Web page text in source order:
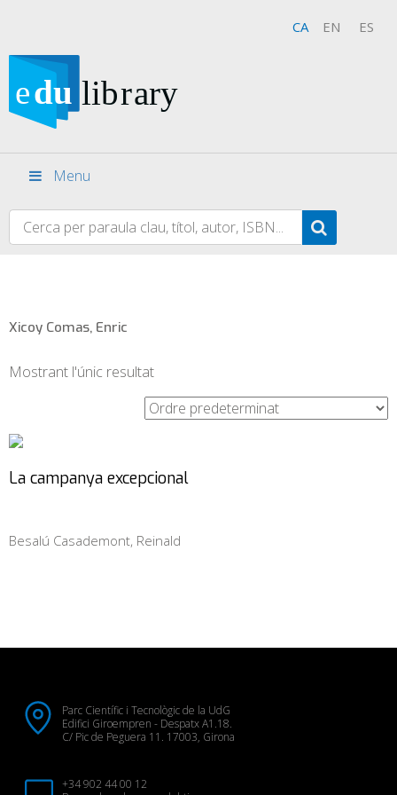
CA EN ES
Menu
Xicoy Comas, Enric
Mostrant l'únic resultat
La campanya excepcional
Besalú Casademont, Reinald
Parc Científic i Tecnològic de la UdG
Edifici Giroempren - Despatx A1.18.
C/ Pic de Peguera 11. 17003, Girona
+34 902 44 00 12